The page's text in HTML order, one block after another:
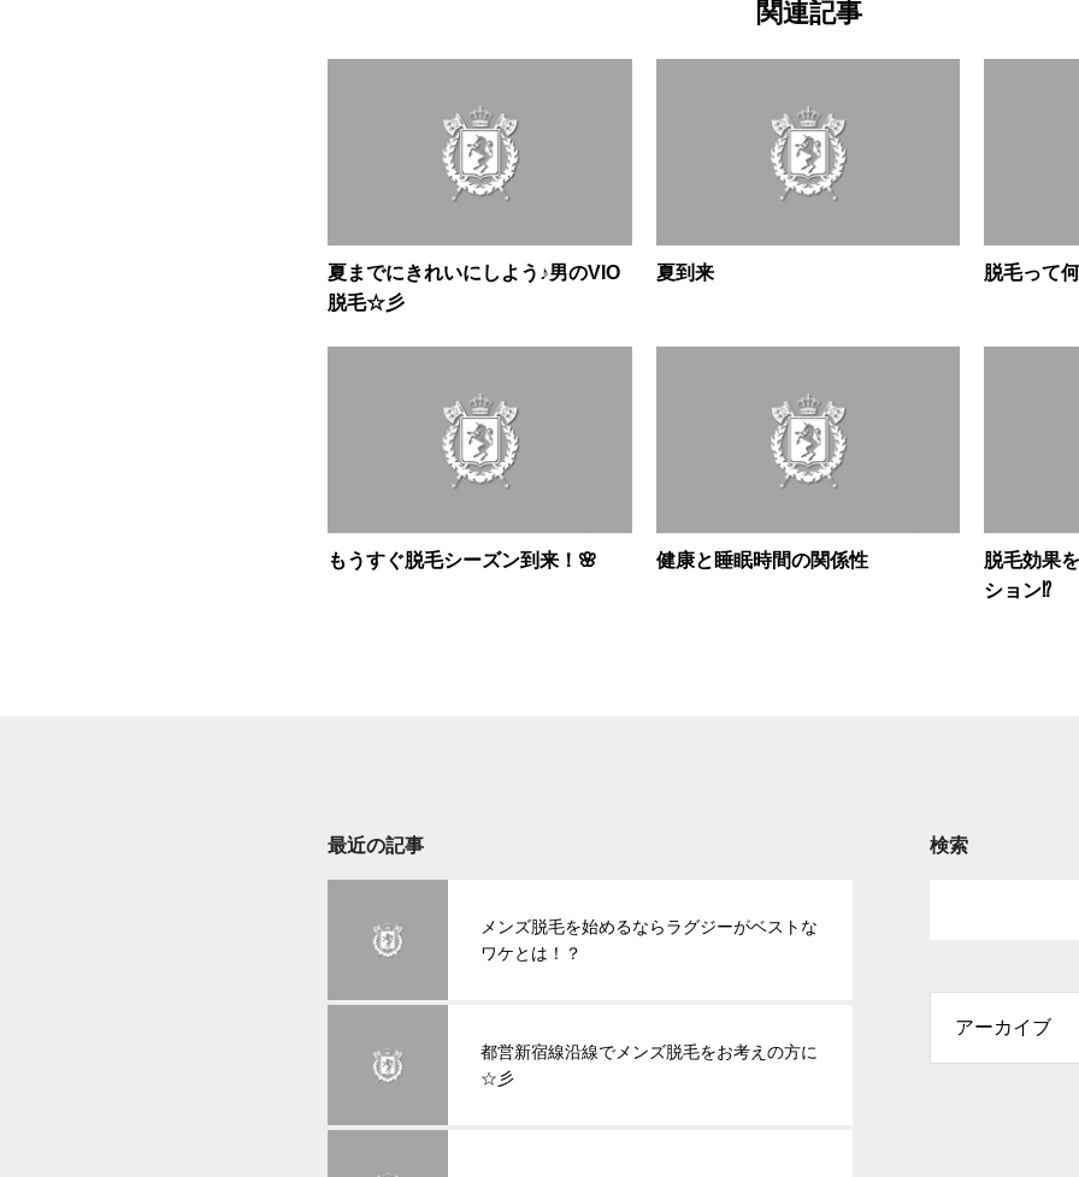
関連記事
夏までにきれいにしよう♪男のVIO
脱毛☆彡
夏到来 脱毛って
もうすぐ脱毛シーズン到来！🌸 健康と睡眠時間の関係性
脱毛効果
ション⁉
最近の記事
メンズ脱毛を始めるならラグジーがベストな
ワケとは！？
都営新宿線沿線でメンズ脱毛をお考えの方に
☆彡
検索